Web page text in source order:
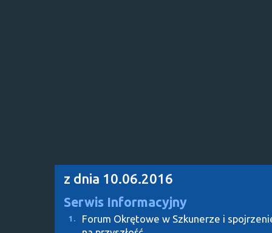
z dnia 10.06.2016
Serwis Informacyjny
1.
Forum Okrętowe w Szkunerze i